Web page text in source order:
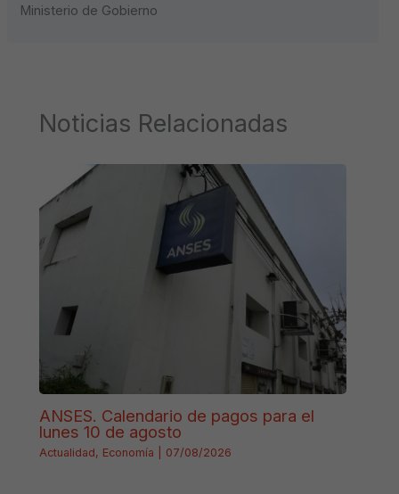
Ministerio de Gobierno
Noticias Relacionadas
ANSES. Calendario de pagos para el
lunes 10 de agosto
Actualidad, Economía 07/08/2026